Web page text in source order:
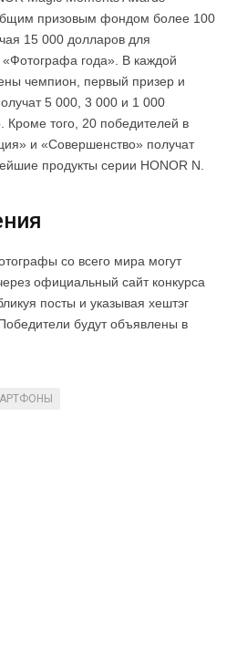
призовым фондом более 100
15 000 долларов для
года». В каждой
чемпион, первый призер и
5 000, 3 000 и 1 000
Кроме того, 20 победителей в
и «Совершенство» получат
продукты серии HONOR N.
со всего мира могут
официальный сайт конкурса
посты и указывая хештэг
будут объявлены в